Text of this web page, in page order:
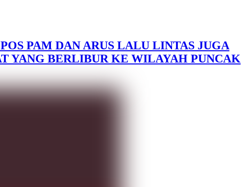
PAM DAN ARUS LALU LINTAS JUGA
YANG BERLIBUR KE WILAYAH PUNCAK